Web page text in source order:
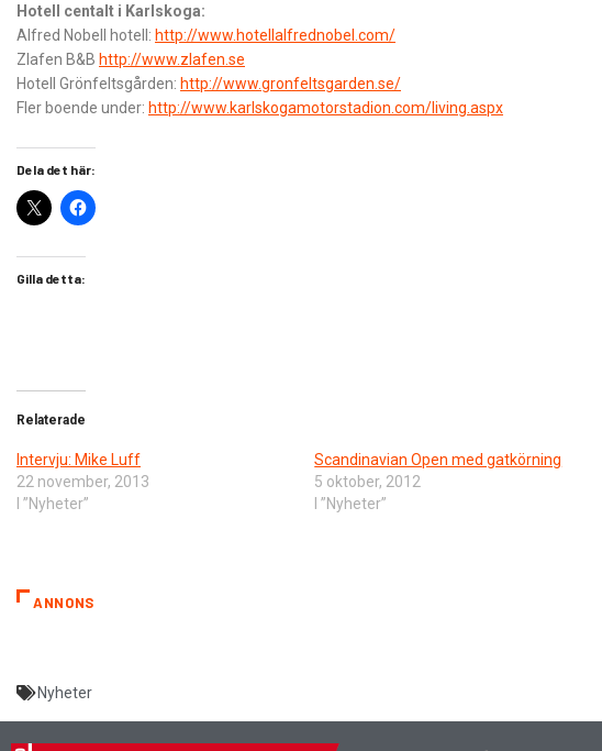
Hotell centalt i Karlskoga:
Alfred Nobell hotell: http://www.hotellalfrednobel.com/
Zlafen B&B http://www.zlafen.se
Hotell Grönfeltsgården: http://www.gronfeltsgarden.se/
Fler boende under: http://www.karlskogamotorstadion.com/living.aspx
Dela det här:
Gilla detta:
Relaterade
Intervju: Mike Luff
22 november, 2013
I ”Nyheter”
Scandinavian Open med gatkörning
5 oktober, 2012
I ”Nyheter”
ANNONS
Nyheter